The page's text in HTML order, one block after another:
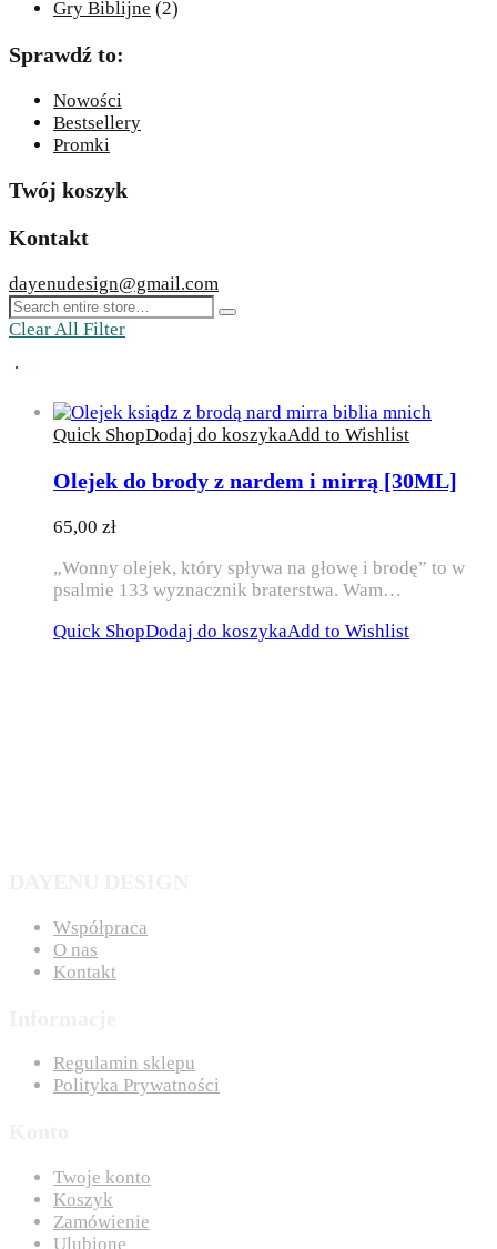
Gry Biblijne (2)
Sprawdź to:
Nowości
Bestsellery
Promki
Twój koszyk
Kontakt
dayenudesign@gmail.com
Clear All Filter
Quick ShopDodaj do koszykaAdd to Wishlist
Olejek do brody z nardem i mirrą [30ML]
65,00 zł
„Wonny olejek, który spływa na głowę i brodę” to w
psalmie 133 wyznacznik braterstwa. Wam…
Quick ShopDodaj do koszykaAdd to Wishlist
Współpraca
O nas
Kontakt
Regulamin sklepu
Polityka Prywatności
Twoje konto
Koszyk
Zamówienie
Ulubione